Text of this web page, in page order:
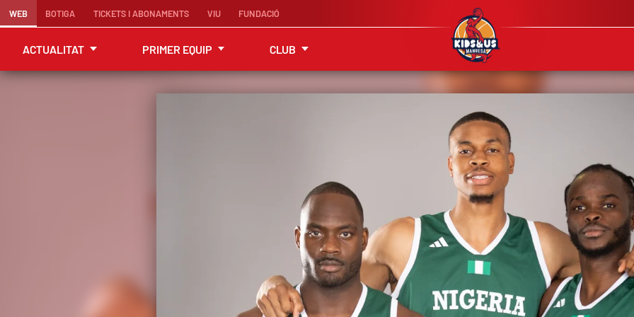
WEB BOTIGA TICKETS I ABONAMENTS VIU FUNDACIÓ
ACTUALITAT PRIMER EQUIP CLUB